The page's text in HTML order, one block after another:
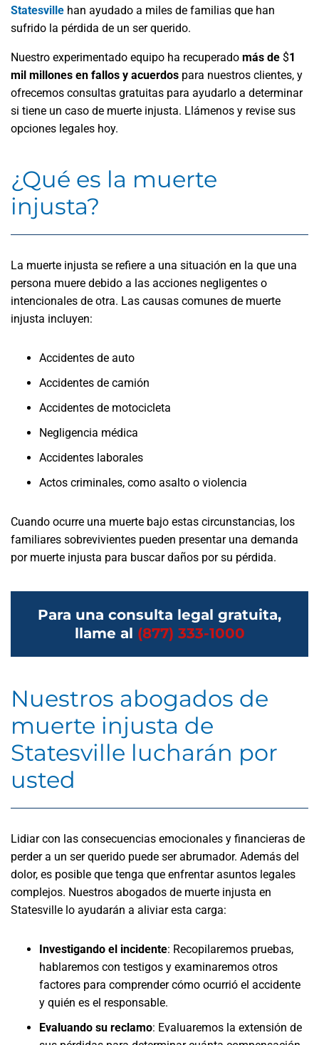
Statesville han ayudado a miles de familias que han
sufrido la pérdida de un ser querido.
Nuestro experimentado equipo ha recuperado más de $1
mil millones en fallos y acuerdos para nuestros clientes, y
ofrecemos consultas gratuitas para ayudarlo a determinar
si tiene un caso de muerte injusta. Llámenos y revise sus
opciones legales hoy.
¿Qué es la muerte
injusta?
La muerte injusta se refiere a una situación en la que una
persona muere debido a las acciones negligentes o
intencionales de otra. Las causas comunes de muerte
injusta incluyen:
Accidentes de auto
Accidentes de camión
Accidentes de motocicleta
Negligencia médica
Accidentes laborales
Actos criminales, como asalto o violencia
Cuando ocurre una muerte bajo estas circunstancias, los
familiares sobrevivientes pueden presentar una demanda
por muerte injusta para buscar daños por su pérdida.
Para una consulta legal gratuita,
llame al (877) 333-1000
Nuestros abogados de
muerte injusta de
Statesville lucharán por
usted
Lidiar con las consecuencias emocionales y financieras de
perder a un ser querido puede ser abrumador. Además del
dolor, es posible que tenga que enfrentar asuntos legales
complejos. Nuestros abogados de muerte injusta en
Statesville lo ayudarán a aliviar esta carga:
Investigando el incidente: Recopilaremos pruebas,
hablaremos con testigos y examinaremos otros
factores para comprender cómo ocurrió el accidente
y quién es el responsable.
Evaluando su reclamo: Evaluaremos la extensión de